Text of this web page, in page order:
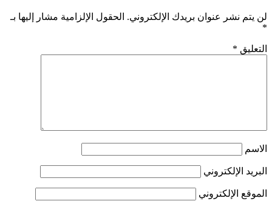
لن يتم نشر عنوان بريدك الإلكتروني. الحقول الإلزامية مشار إليها بـ
*
التعليق *
الاسم
البريد الإلكتروني
الموقع الإلكتروني